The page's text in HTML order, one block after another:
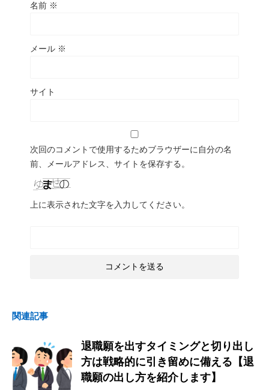
名前 ※
メール ※
サイト
次回のコメントで使用するためブラウザーに自分の名
前、メールアドレス、サイトを保存する。
上に表示された文字を入力してください。
関連記事
退職願を出すタイミングと切り出し
方は戦略的に引き留めに備える【退
職願の出し方を紹介します】